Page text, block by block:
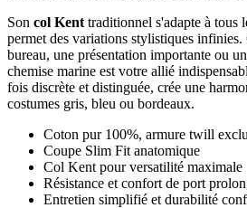
Son col Kent traditionnel s'adapte à tous
permet des variations stylistiques
bureau, une présentation importante ou
chemise marine est votre allié
fois discrète et distinguée, crée une
costumes gris, bleu ou bordeaux.
Coton pur 100%, armure twill
Coupe Slim Fit anatomique
Col Kent pour versatilité maximale
Résistance et confort de port
Entretien simplifié et durabilité